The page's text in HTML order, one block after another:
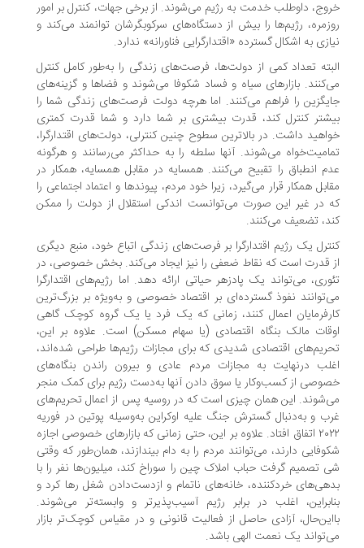
خروج، داوطلب خدمت به رژیم می‌شوند. از برخی جهات، کنترل بر امور
روزمره، رژیم‌ها را بیش از دستگاه‌های سرکوبگرشان توانمند می‌کند و
نیازی به اشکال گسترده «اقتدارگرایی فناورانه» ندارد.
البته تعداد کمی از دولت‌ها، فرصت‌های زندگی را به‌طور کامل کنترل
می‌کنند. بازارهای سیاه و فساد شکوفا می‌شوند و فضاها و گزینه‌های
جایگزین را فراهم می‌کنند. اما هرچه دولت فرصت‌های زندگی شما را
بیشتر کنترل کند، قدرت بیشتری بر شما دارد و شما قدرت کمتری
خواهید داشت. در بالاترین سطوح چنین کنترلی، دولت‌های اقتدارگرا،
تمامیت‌خواه می‌شوند. آنها سلطه را به حداکثر می‌رسانند و هرگونه
عدم انطباق را تقبیح می‌کنند. همسایه در مقابل همسایه، همکار در
مقابل همکار قرار می‌گیرد، زیرا خود مردم، پیوندها و اعتماد اجتماعی را
که در غیر این صورت می‌توانست اندکی استقلال از دولت را ممکن
کند، تضعیف می‌کنند.
کنترل یک رژیم اقتدارگرا بر فرصت‌های زندگی اتباع خود، منبع دیگری
از قدرت است که نقاط ضعفی را نیز ایجاد می‌کند. بخش خصوصی، در
تئوری، می‌تواند یک پادزهر حیاتی ارائه دهد. اما رژیم‌های اقتدارگرا
می‌توانند نفوذ گسترده‌ای بر اقتصاد خصوصی و به‌ویژه بر بزرگ‌ترین
کارفرمایان اعمال کنند، زمانی که یک فرد یا یک گروه کوچک گاهی
اوقات مالک بنگاه اقتصادی (یا سهام مسکن) است. علاوه بر این،
تحریم‌های اقتصادی شدیدی که برای مجازات رژیم‌ها طراحی شده‌اند،
اغلب درنهایت به مجازات مردم عادی و بیرون راندن بنگاه‌های
خصوصی از کسب‌وکار یا سوق دادن آنها به‌دست رژیم برای کمک منجر
می‌شوند. این همان چیزی است که در روسیه پس از اعمال تحریم‌های
غرب و به‌‌دنبال گسترش جنگ علیه اوکراین به‌وسیله پوتین در فوریه
۲۰۲۲ اتفاق افتاد. علاوه بر این، حتی زمانی که بازارهای خصوصی اجازه
شکوفایی دارند، می‌توانند مردم را به دام بیندازند، همان‌طور که وقتی
شی تصمیم گرفت حباب املاک چین را سوراخ کند، میلیون‌ها نفر را با
بدهی‌های خردکننده، خانه‌های ناتمام و ازدست‌دادن شغل رها کرد و
بنابراین، اغلب در برابر رژیم آسیب‌پذیرتر و وابسته‌تر می‌شوند.
بااین‌حال، آزادی حاصل از فعالیت قانونی و در مقیاس کوچک‌تر بازار
می‌تواند یک نعمت الهی باشد.